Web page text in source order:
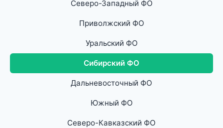
Северо-Западный ФО
Приволжский ФО
Уральский ФО
Сибирский ФО
Дальневосточный ФО
Южный ФО
Северо-Кавказский ФО